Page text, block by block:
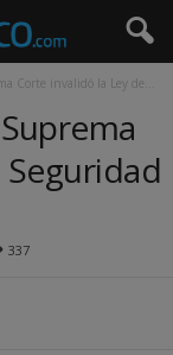
Corte invalidó la Ley de...
337